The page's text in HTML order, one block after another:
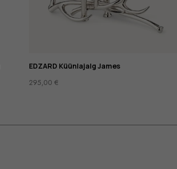
EDZARD Küünlajalg James
295,00 €